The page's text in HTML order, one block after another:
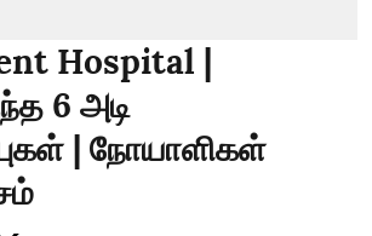
Hospital |
6 அடி
| நோயாளிகள்